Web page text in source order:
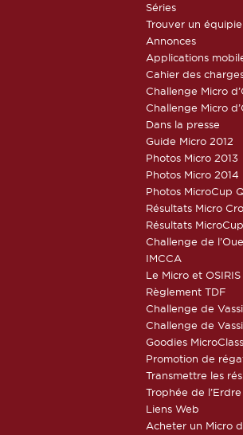
Séries
Trouver un
Annonces
Applications
Cahier des
Challenge Micro
Challenge Micro
Dans la presse
Guide Micro 2012
Photos Micro 2013
Photos Micro 2014
Photos MicroCup
Résultats Micro
Résultats
Challenge de
IMCCA
Le Micro et OSIRIS
Règlement TDF
Challenge de
Challenge de
Goodies MicroClass
Promotion de
Transmettre les
Trophée de l’Erdre
Liens Web
Acheter un Micro